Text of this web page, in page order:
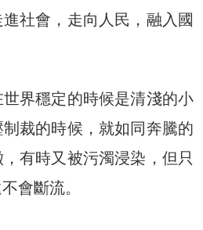
社會，走向人民，融入國
界穩定的時候是清淺的小
裁的時候，就如同奔騰的
有時又被污濁浸染，但只
會斷流。